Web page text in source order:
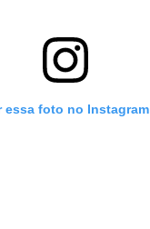
essa foto no Instagram